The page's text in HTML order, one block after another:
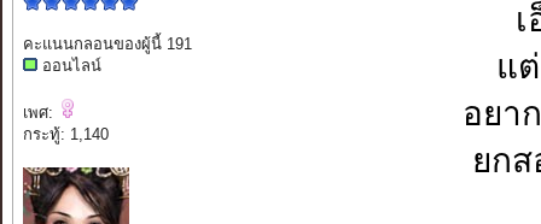
คะแนนกลอนของผู้นี้ 191
ออนไลน์
เพศ:
กระทู้: 1,140
แ
อยา
ยกส